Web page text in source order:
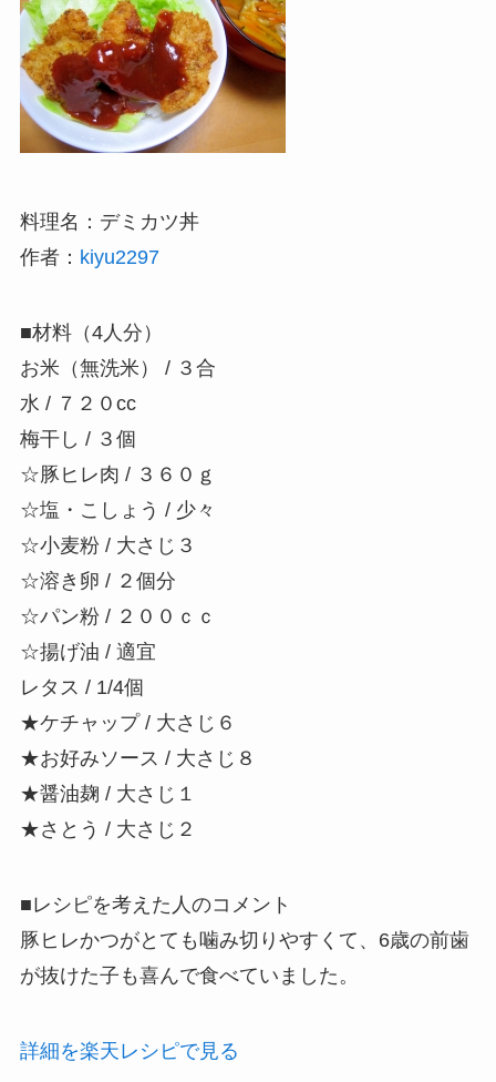
料理名：デミカツ丼
作者： kiyu2297
■材料（4人分）
お米（無洗米） / ３合
水 / ７２０cc
梅干し / ３個
☆豚ヒレ肉 / ３６０ｇ
☆塩・こしょう / 少々
☆小麦粉 / 大さじ３
☆溶き卵 / ２個分
☆パン粉 / ２００ｃｃ
☆揚げ油 / 適宜
レタス / 1/4個
★ケチャップ / 大さじ６
★お好みソース / 大さじ８
★醤油麹 / 大さじ１
★さとう / 大さじ２
■レシピを考えた人のコメント
豚ヒレかつがとても噛み切りやすくて、6歳の前歯
が抜けた子も喜んで食べていました。
詳細を楽天レシピで見る